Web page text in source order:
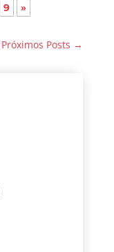
9 »
Próximos Posts →